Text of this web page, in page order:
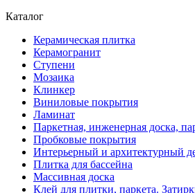
Каталог
Керамическая плитка
Керамогранит
Ступени
Мозаика
Клинкер
Виниловые покрытия
Ламинат
Паркетная, инженерная доска,
Пробковые покрытия
Интерьерный и архитектурный
Плитка для бассейна
Массивная доска
Клей для плитки, паркета.